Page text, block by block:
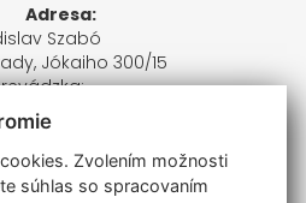
Adresa:
Szabó
Jókaiho 300/15
pole 1
33658412,
SK1020426935
účet:
Zvolením možnosti
súhlas so spracovaním